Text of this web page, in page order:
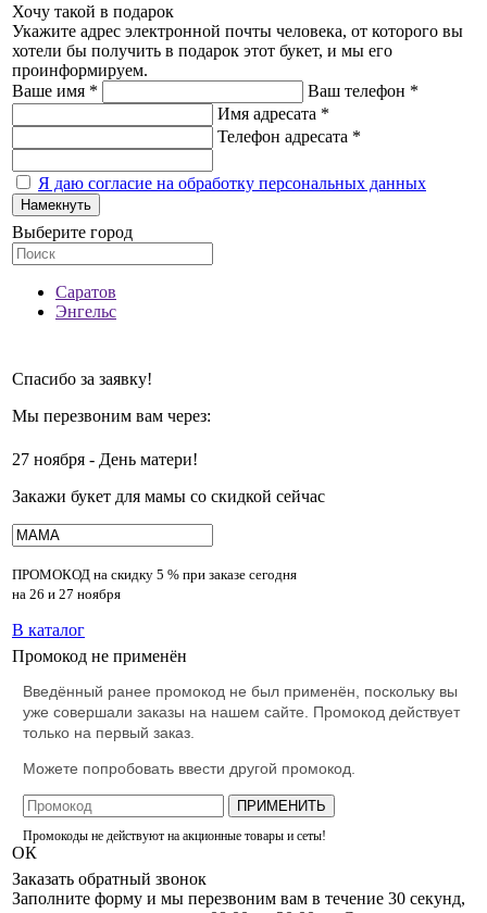
Хочу такой в подарок
Укажите адрес электронной почты человека, от которого вы
хотели бы получить в подарок этот букет, и мы его
проинформируем.
Ваше имя *
Ваш телефон *
Имя адресата *
Телефон адресата *
Я даю согласие на обработку персональных данных
Намекнуть
Выберите город
Саратов
Энгельс
Спасибо за заявку!
Мы перезвоним вам через:
27 ноября - День матери!
Закажи букет для мамы со скидкой сейчас
ПРОМОКОД на скидку 5 % при заказе сегодня
на 26 и 27 ноября
В каталог
Промокод не применён
Введённый ранее промокод не был применён, поскольку вы
уже совершали заказы на нашем сайте. Промокод действует
только на первый заказ.
Можете попробовать ввести другой промокод.
ПРИМЕНИТЬ
Промокоды не действуют на акционные товары и сеты!
ОК
Заказать обратный звонок
Заполните форму и мы перезвоним вам в течение 30 секунд,